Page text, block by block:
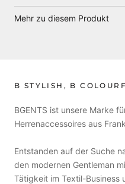
Mehr zu diesem Produkt
B STYLISH, B
BGENTS ist unsere Marke
Herrenaccessoires aus
Entstanden auf der Suche
den modernen Gentleman
Tätigkeit im Textil-Business